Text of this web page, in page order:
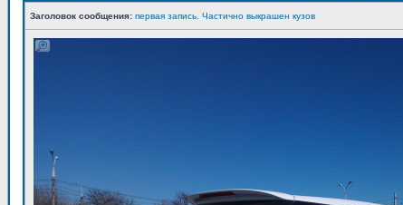
Заголовок сообщения: первая запись. Частично выкрашен кузов